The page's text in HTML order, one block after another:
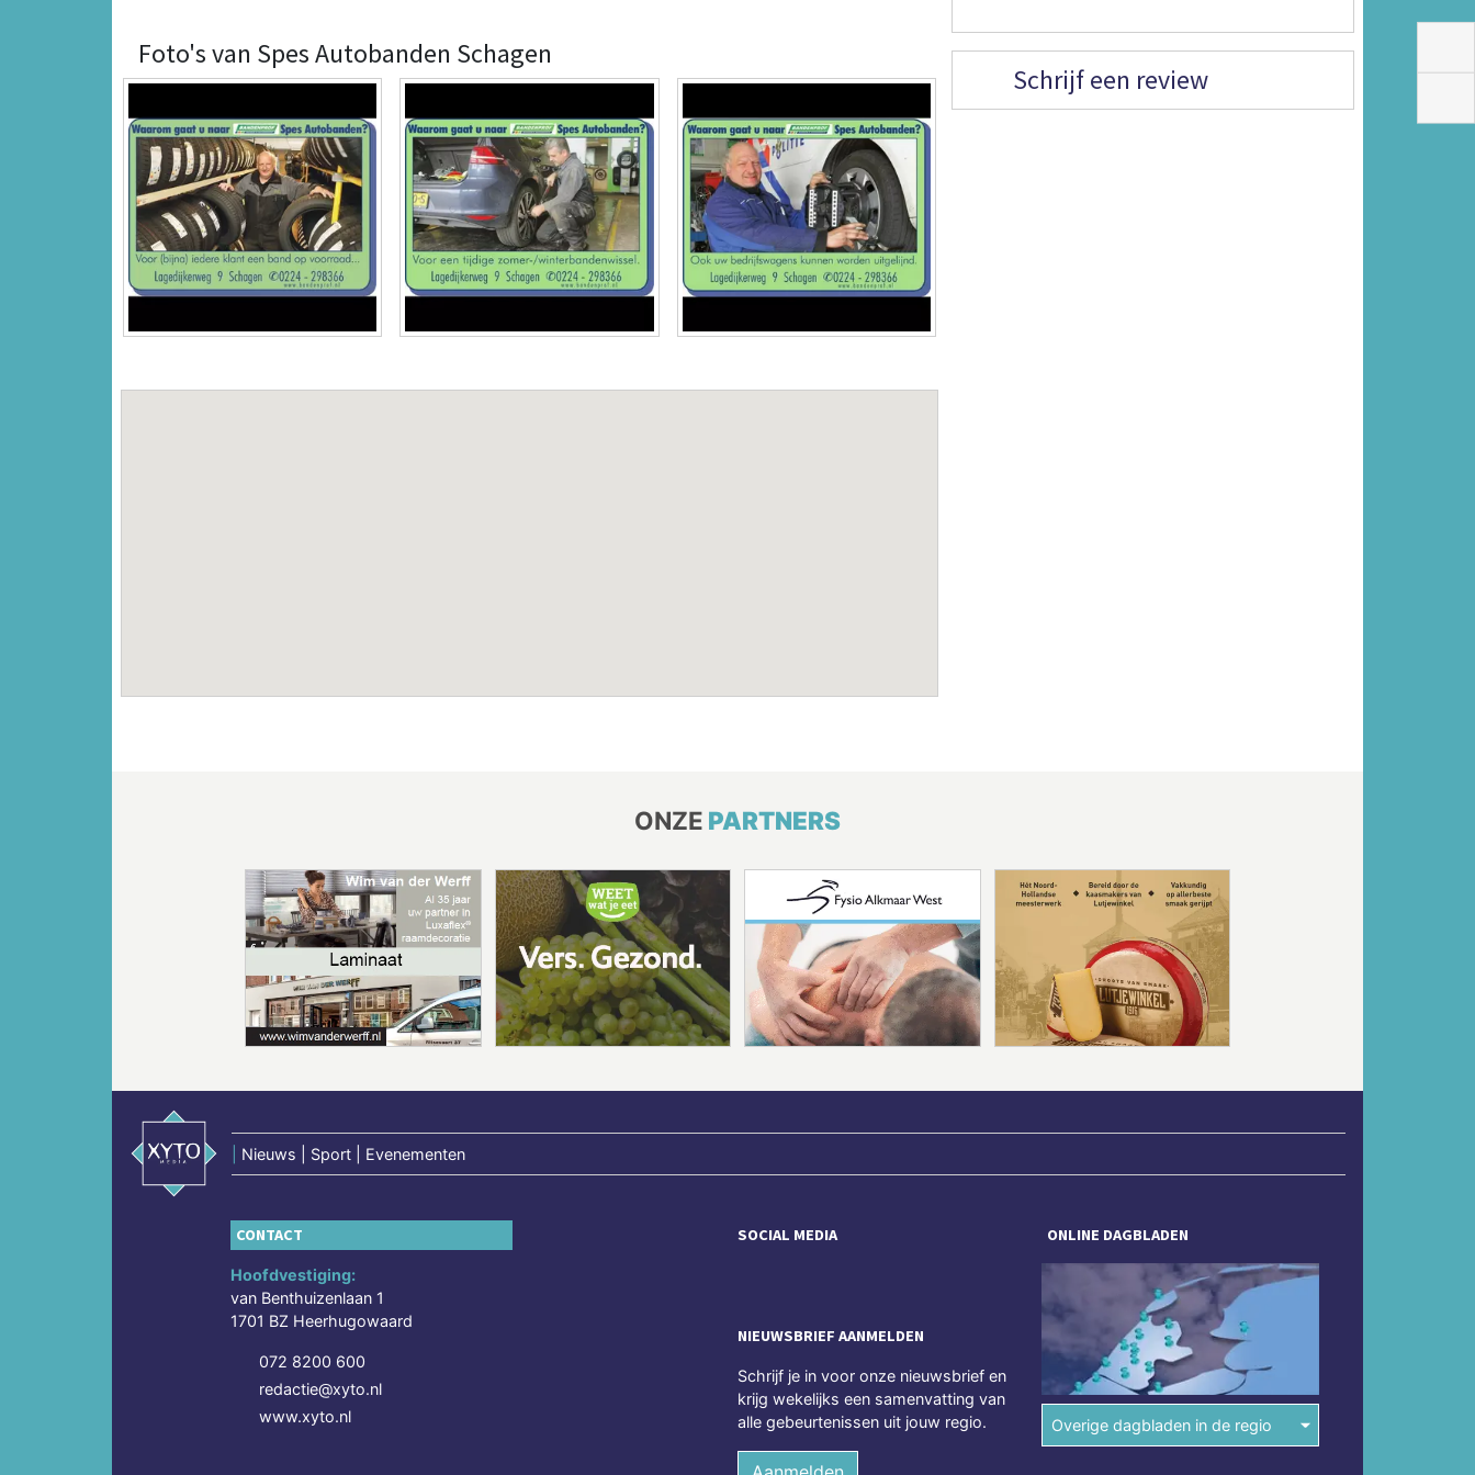
Foto's van Spes Autobanden Schagen
Schrijf een review
ONZE PARTNERS
Nieuws | Sport | Evenementen
CONTACT
Hoofdvestiging:
van Benthuizenlaan 1
1701 BZ Heerhugowaard
072 8200 600
redactie@xyto.nl
www.xyto.nl
SOCIAL MEDIA
NIEUWSBRIEF AANMELDEN
Schrijf je in voor onze nieuwsbrief en
krijg wekelijks een samenvatting van
alle gebeurtenissen uit jouw regio.
ONLINE DAGBLADEN
Overige dagbladen in de regio